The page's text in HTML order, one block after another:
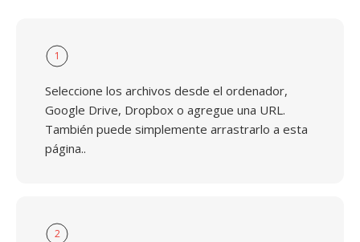
1
Seleccione los archivos desde el ordenador,
Google Drive, Dropbox o agregue una URL.
También puede simplemente arrastrarlo a esta
página..
2